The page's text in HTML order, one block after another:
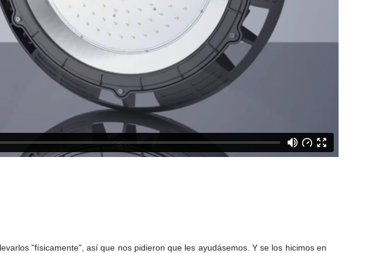
"físicamente", así que nos pidieron que les ayudásemos. Y se los hicimos en